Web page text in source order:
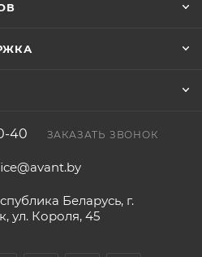
40 ЗАКАЗАТЬ ЗВОНОК
Беларусь, г.
ул. Короля, 45